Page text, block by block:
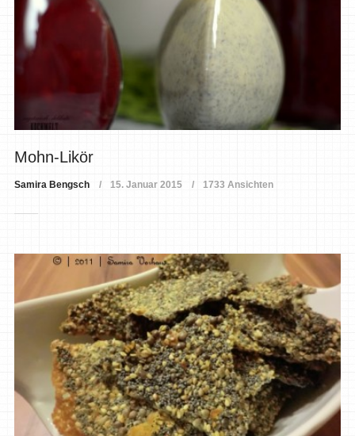
Mohn-Likör
Samira Bengsch 15. Januar 2015 1733 Ansichten